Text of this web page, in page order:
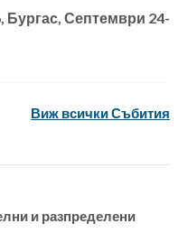
Бургас, Септември 24-
Виж всички Събития
и разпределени